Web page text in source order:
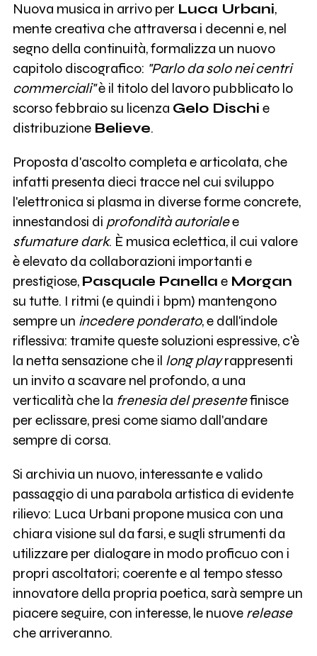
Nuova musica in arrivo per Luca Urbani,
mente creativa che attraversa i decenni e, nel
segno della continuità, formalizza un nuovo
capitolo discografico: "Parlo da solo nei centri
commerciali"è il titolo del lavoro pubblicato lo
scorso febbraio su licenza Gelo Dischi e
distribuzione Believe.
Proposta d'ascolto completa e articolata, che
infatti presenta dieci tracce nel cui sviluppo
l'elettronica si plasma in diverse forme concrete,
innestandosi di profondità autorialee
sfumature dark. È musica eclettica, il cui valore
è elevato da collaborazioni importanti e
prestigiose, Pasquale Panella e Morgan
su tutte. I ritmi (e quindi i bpm) mantengono
sempre un incedere ponderato, e dall'indole
riflessiva: tramite queste soluzioni espressive, c'è
la netta sensazione che il long playrappresenti
un invito a scavare nel profondo, a una
verticalità che la frenesia del presentefinisce
per eclissare, presi come siamo dall'andare
sempre di corsa.
Si archivia un nuovo, interessante e valido
passaggio di una parabola artistica di evidente
rilievo: Luca Urbani propone musica con una
chiara visione sul da farsi, e sugli strumenti da
utilizzare per dialogare in modo proficuo con i
propri ascoltatori; coerente e al tempo stesso
innovatore della propria poetica, sarà sempre un
piacere seguire, con interesse, le nuove release
che arriveranno.